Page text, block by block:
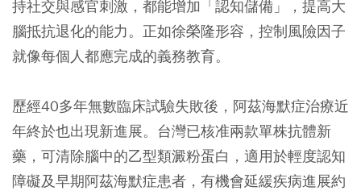
持社交與感官刺激，都能增加「認知儲備」，提高大
腦抵抗退化的能力。正如徐榮隆形容，控制風險因子
就像每個人都應完成的義務教育。
歷經40多年無數臨床試驗失敗後，阿茲海默症治療近
年終於也出現新進展。台灣已核准兩款單株抗體新
藥，可清除腦中的乙型類澱粉蛋白，適用於輕度認知
障礙及早期阿茲海默症患者，有機會延緩疾病進展約